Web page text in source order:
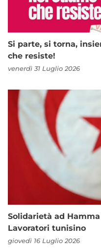
Si parte, si torna,
che resiste!
venerdì 31 Luglio 2026
Solidarietà ad
Lavoratori tunisino
giovedì 16 Luglio 2026